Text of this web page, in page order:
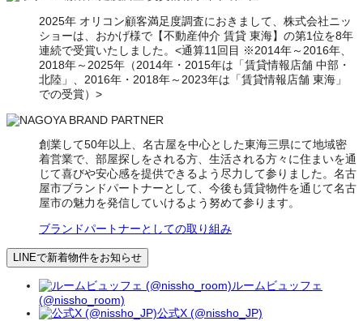
2025年 オリコン顧客満足度調査におきまして、株式会社ニッ
ショーは、おかげ様で【不動産仲介 賃貸 東海】の第1位を8年
連続で受賞いたしました。<通算11回目 ※2014年～2016年、
2018年～2025年（2014年・2015年は「賃貸情報店舗 中部・
北陸」、2016年・2018年～2023年は「賃貸情報店舗 東海」
での受賞）>
創業して50年以上、名古屋を中心とした東海三県にて地域密
着営業で、部屋探しをされる方、生活される方々に住まいを通
じて喜びや安心感を提供できるよう尽力して参りました。名古
屋市ブランドパートナーとして、今後も賃貸物件を通じて名古
屋市の魅力を発信していけるよう努めて参ります。
ブランドパートナーとしての取り組み
LINEで新着物件をお知らせ
ルームビュッフェ
(@nissho_room)
公式X (@nissho_JP)